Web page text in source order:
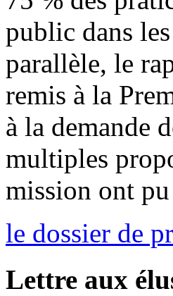
public dans
parallèle, le
remis à la
à la demande
multiples
mission ont
le dossier de
Lettre aux